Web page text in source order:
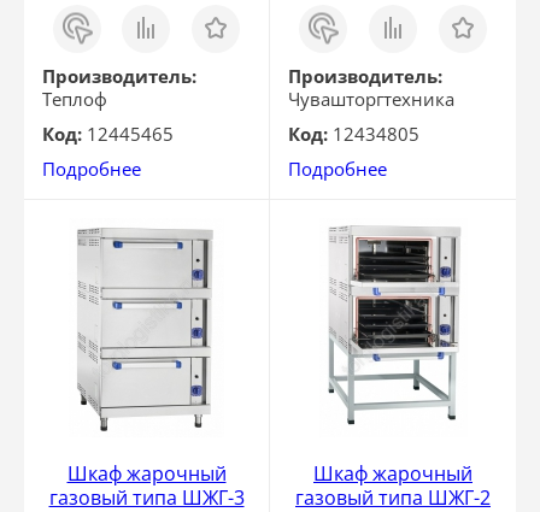
Заказ
в 1
клик
Сравнить Отложить
Производитель:
Теплоф
Код: 12445465
Подробнее
Заказ
в 1
клик
Сравнить Отложить
Производитель:
Чувашторгтехника
Код: 12434805
Подробнее
Шкаф жарочный
газовый типа ШЖГ-3
Шкаф жарочный
газовый типа ШЖГ-2